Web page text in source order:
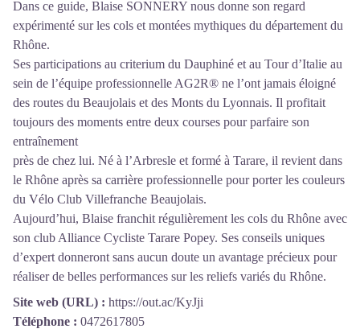
Dans ce guide, Blaise SONNERY nous donne son regard
expérimenté sur les cols et montées mythiques du département du
Rhône.
Ses participations au criterium du Dauphiné et au Tour d’Italie au
sein de l’équipe professionnelle AG2R® ne l’ont jamais éloigné
des routes du Beaujolais et des Monts du Lyonnais. Il profitait
toujours des moments entre deux courses pour parfaire son
entraînement
près de chez lui. Né à l’Arbresle et formé à Tarare, il revient dans
le Rhône après sa carrière professionnelle pour porter les couleurs
du Vélo Club Villefranche Beaujolais.
Aujourd’hui, Blaise franchit régulièrement les cols du Rhône avec
son club Alliance Cycliste Tarare Popey. Ses conseils uniques
d’expert donneront sans aucun doute un avantage précieux pour
réaliser de belles performances sur les reliefs variés du Rhône.
Site web (URL) : https://out.ac/KyJji
Téléphone : 0472617805